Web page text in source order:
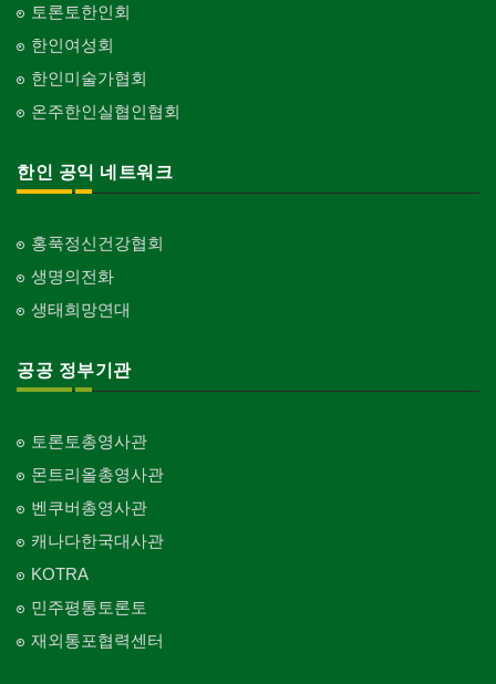
토론토한인회
한인여성회
한인미술가협회
온주한인실협인협회
한인 공익 네트워크
홍푹정신건강협회
생명의전화
생태희망연대
공공 정부기관
토론토총영사관
몬트리올총영사관
벤쿠버총영사관
캐나다한국대사관
KOTRA
민주평통토론토
재외통포협력센터